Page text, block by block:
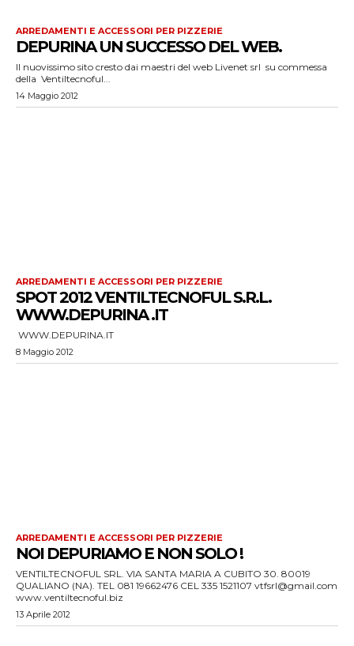
ARREDAMENTI E ACCESSORI PER PIZZERIE
DEPURINA UN SUCCESSO DEL WEB.
Il nuovissimo sito cresto dai maestri del web Livenet srl su commessa
della Ventiltecnoful...
14 Maggio 2012
ARREDAMENTI E ACCESSORI PER PIZZERIE
SPOT 2012 VENTILTECNOFUL S.R.L.
WWW.DEPURINA .IT
WWW.DEPURINA.IT
8 Maggio 2012
ARREDAMENTI E ACCESSORI PER PIZZERIE
NOI DEPURIAMO E NON SOLO !
VENTILTECNOFUL SRL. VIA SANTA MARIA A CUBITO 30. 80019
QUALIANO (NA). TEL 081 19662476 CEL 335 1521107 vtfsrl@gmail.com
www.ventiltecnoful.biz
13 Aprile 2012